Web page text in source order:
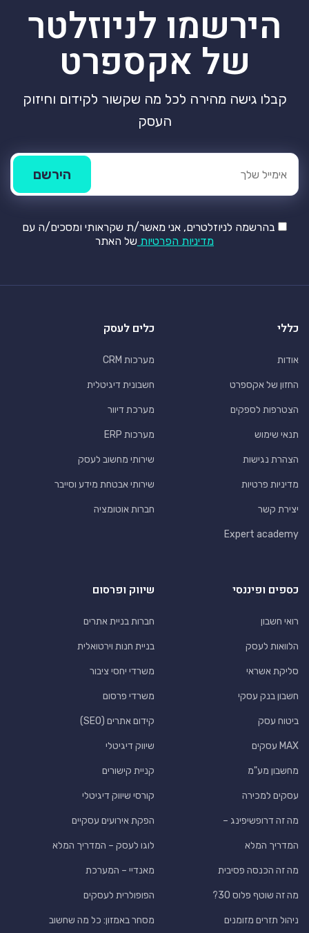
הירשמו לניוזלטר
של אקספרט
קבלו גישה מהירה לכל מה שקשור לקידום וחיזוק
העסק
בהרשמה לניוזלטרים, אני מאשר/ת שקראותי ומסכים/ה עם
מדיניות הפרטיות של האתר
כללי
אודות
החזון של אקספרט
הצטרפות לספקים
תנאי שימוש
הצהרת נגישות
מדיניות פרטיות
יצירת קשר
Expert academy
כלים לעסק
מערכות CRM
חשבונית דיגיטלית
מערכת דיוור
מערכות ERP
שירותי מחשוב לעסק
שירותי אבטחת מידע וסייבר
חברות אוטומציה
כספים ופיננסי
רואי חשבון
הלוואות לעסק
סליקת אשראי
חשבון בנק עסקי
ביטוח עסק
MAX עסקים
מחשבון מע"מ
עסקים למכירה
מה זה דרופשיפינג –
המדריך המלא
מה זה הכנסה פסיבית
מה זה שוטף פלוס 30?
ניהול תזרים מזומנים
שיווק ופרסום
חברות בניית אתרים
בניית חנות וירטואלית
משרדי יחסי ציבור
משרדי פרסום
קידום אתרים (SEO)
שיווק דיגיטלי
קניית קישורים
קורסי שיווק דיגיטלי
הפקת אירועים עסקיים
לוגו לעסק – המדריך המלא
מאנדיי – המערכת
הפופולרית לעסקים
מסחר באמזון: כל מה שחשוב